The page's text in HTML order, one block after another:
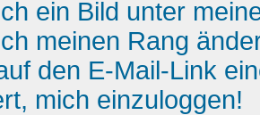
ein Bild unter
meinen Rang
den E-Mail-Link
mich einzuloggen!